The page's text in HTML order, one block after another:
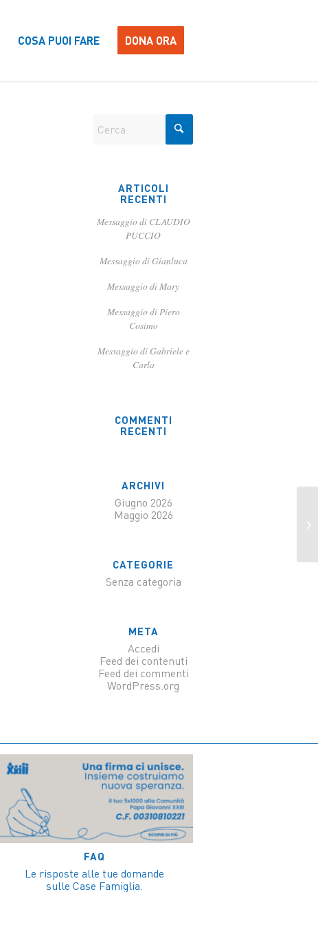
COSA PUOI FARE DONA ORA
ARTICOLI
RECENTI
Messaggio di CLAUDIO
PUCCIO
Messaggio di Gianluca
Messaggio di Mary
Messaggio di Piero
Cosimo
Messaggio di Gabriele e
Carla
COMMENTI
RECENTI
ARCHIVI
Giugno 2026
Maggio 2026
CATEGORIE
Senza categoria
META
Accedi
Feed dei contenuti
Feed dei commenti
WordPress.org
FAQ
Le risposte alle tue domande
sulle Case Famiglia.